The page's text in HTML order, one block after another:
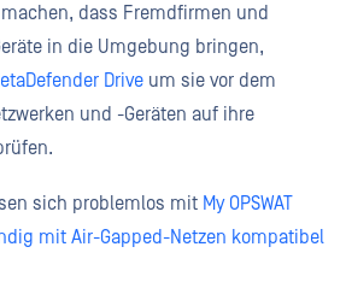
dass Fremdfirmen und
in die Umgebung bringen,
Drive um sie vor dem
und -Geräten auf ihre
sich problemlos mit My OPSWAT
mit Air-Gapped-Netzen kompatibel